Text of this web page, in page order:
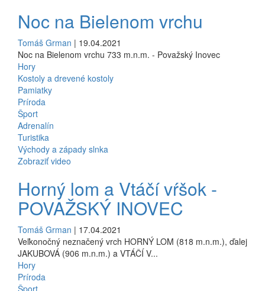
Noc na Bielenom vrchu
Tomáš Grman | 19.04.2021
Noc na Bielenom vrchu 733 m.n.m. - Považský Inovec
Hory
Kostoly a drevené kostoly
Pamiatky
Príroda
Šport
Adrenalín
Turistika
Východy a západy slnka
Zobraziť video
Horný lom a Vtáčí vŕšok -
POVAŽSKÝ INOVEC
Tomáš Grman | 17.04.2021
Veľkonočný neznačený vrch HORNÝ LOM (818 m.n.m.), ďalej
JAKUBOVÁ (906 m.n.m.) a VTÁČÍ V...
Hory
Príroda
Šport